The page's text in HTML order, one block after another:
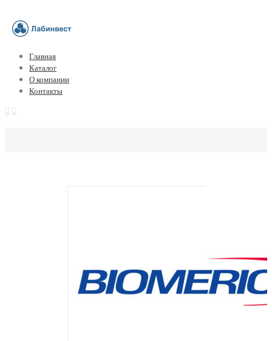
Главная
Каталог
О компании
Контакты